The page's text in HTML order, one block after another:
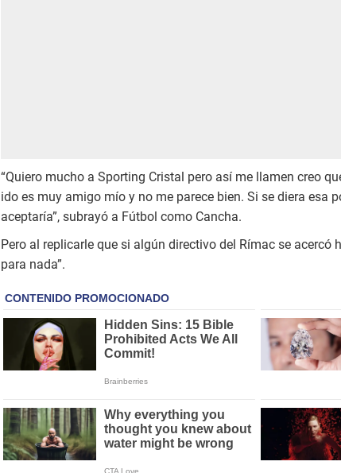
“Quiero mucho a Sporting Cristal pero así me llamen creo
ido es muy amigo mío y no me parece bien. Si se diera esa
aceptaría”, subrayó a Fútbol como Cancha.
Pero al replicarle que si algún directivo del Rímac se acercó
para nada”.